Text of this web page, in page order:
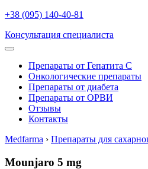
+38 (095) 140-40-81
Консультация специалиста
Препараты от Гепатита С
Онкологические препараты
Препараты от диабета
Препараты от ОРВИ
Отзывы
Контакты
Medfarma › Препараты для
Mounjaro 5 mg